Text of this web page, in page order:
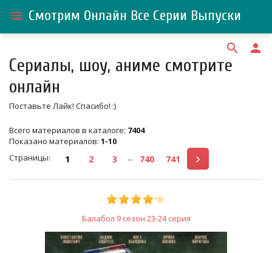
menu Смотрим Онлайн Все Серии Выпуски
search person
Сериалы, шоу, аниме смотрите
онлайн
Поставьте Лайк! Спасибо! :)
Всего материалов в каталоге: 7404
Показано материалов: 1-10
Страницы: 1 2 3 ... 740 741
Балабол 9 сезон 23-24 серия